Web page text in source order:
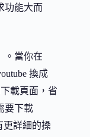
功能大而
。當你在
換成
載頁面，省
要下載
更詳細的操